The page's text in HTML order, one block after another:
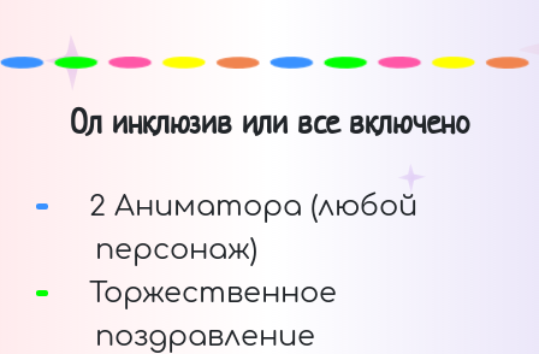
Ол инклюзив или все включено
2 Аниматора (любой
персонаж)
Торжественное
поздравление